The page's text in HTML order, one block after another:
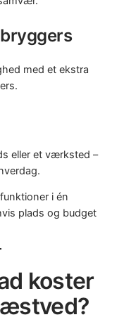
med et ekstra
eller et værksted –
i én
plads og budget
koster